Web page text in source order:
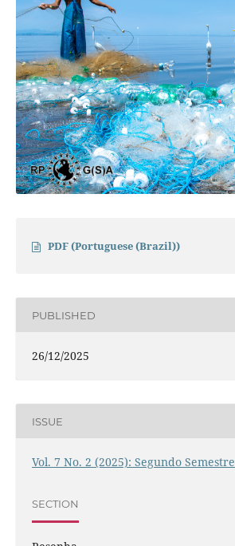
PDF (Portuguese (Brazil))
PUBLISHED
26/12/2025
ISSUE
Vol. 7 No. 2 (2025): Segundo Semestre
SECTION